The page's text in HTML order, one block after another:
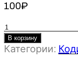
100₽
Количество
товара
В корзину
Категории: